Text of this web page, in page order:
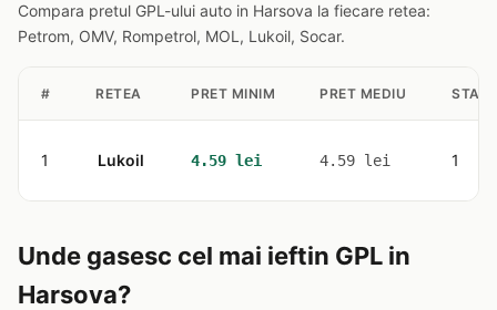
Compara pretul GPL-ului auto in Harsova la fiecare retea:
Petrom, OMV, Rompetrol, MOL, Lukoil, Socar.
# RETEA PRET MINIM PRET MEDIU
1 Lukoil 4.59 lei 4.59 lei 1
Unde gasesc cel mai ieftin GPL in
Harsova?